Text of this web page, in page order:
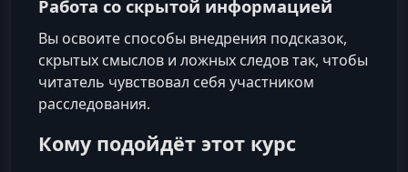
Работа со скрытой информацией
Вы освоите способы внедрения подсказок,
скрытых смыслов и ложных следов так, чтобы
читатель чувствовал себя участником
расследования.
Кому подойдёт этот курс